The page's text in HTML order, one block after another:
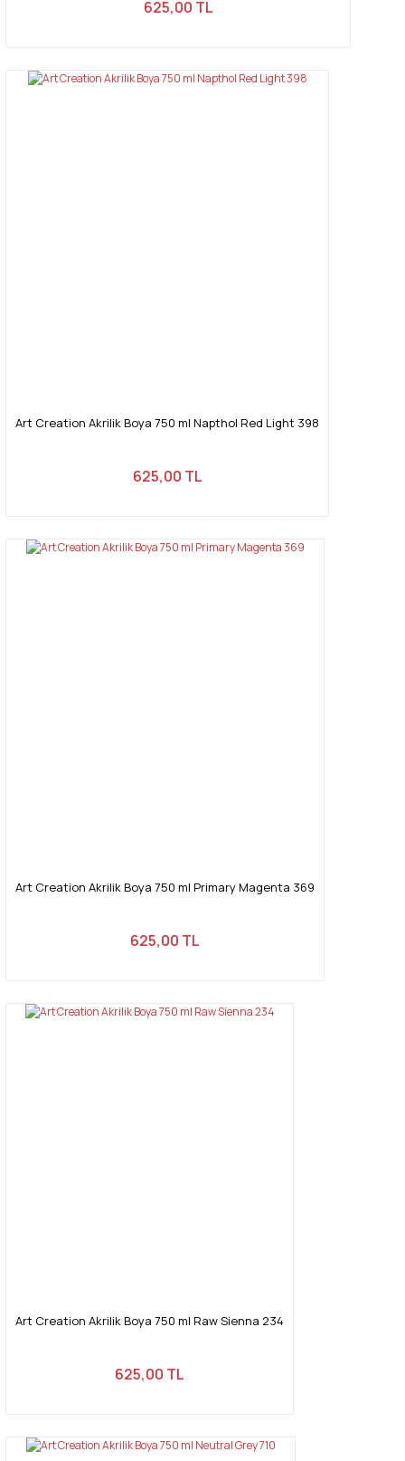
625,00 TL
Art Creation Akrilik Boya 750 ml Napthol Red Light 398
625,00 TL
Art Creation Akrilik Boya 750 ml Primary Magenta 369
625,00 TL
Art Creation Akrilik Boya 750 ml Raw Sienna 234
625,00 TL